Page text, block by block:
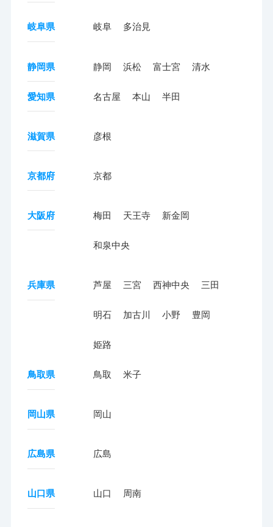
岐阜県 岐阜 多治見
静岡県 静岡 浜松 富士宮 清水
愛知県 名古屋 本山 半田
滋賀県 彦根
京都府 京都
大阪府 梅田 天王寺 新金岡
和泉中央
兵庫県 芦屋 三宮 西神中央 三田
明石 加古川 小野 豊岡
姫路
鳥取県 鳥取 米子
岡山県 岡山
広島県 広島
山口県 山口 周南